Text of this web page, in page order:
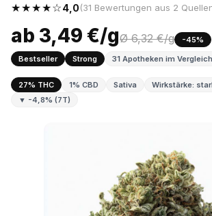
★★★★☆4,0(31 Bewertungen aus 2
ab 3,49 €/gØ 6,32 €/g
-45%
Bestseller
Strong 31 Apotheken im Vergleich
27% THC 1% CBD Sativa Wirkstärke:
▼ -4,8% (7T)